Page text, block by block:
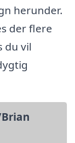
herunder.
der flere
du vil